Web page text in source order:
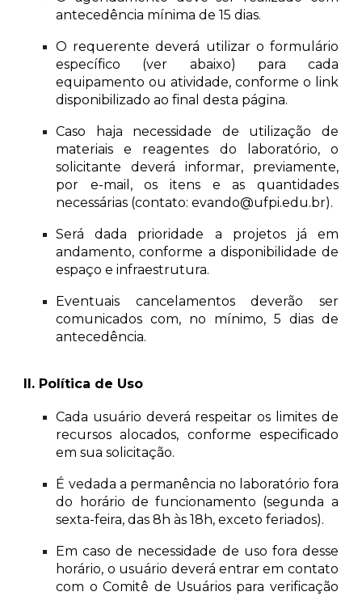
antecedência mínima de 15 dias.
O requerente deverá utilizar o formulário
específico (ver abaixo) para cada
equipamento ou atividade, conforme o link
disponibilizado ao final desta página.
Caso haja necessidade de utilização de
materiais e reagentes do laboratório, o
solicitante deverá informar, previamente,
por e-mail, os itens e as quantidades
necessárias (contato: evando@ufpi.edu.br).
Será dada prioridade a projetos já em
andamento, conforme a disponibilidade de
espaço e infraestrutura.
Eventuais cancelamentos deverão ser
comunicados com, no mínimo, 5 dias de
antecedência.
II. Política de Uso
Cada usuário deverá respeitar os limites de
recursos alocados, conforme especificado
em sua solicitação.
É vedada a permanência no laboratório fora
do horário de funcionamento (segunda a
sexta-feira, das 8h às 18h, exceto feriados).
Em caso de necessidade de uso fora desse
horário, o usuário deverá entrar em contato
com o Comitê de Usuários para verificação